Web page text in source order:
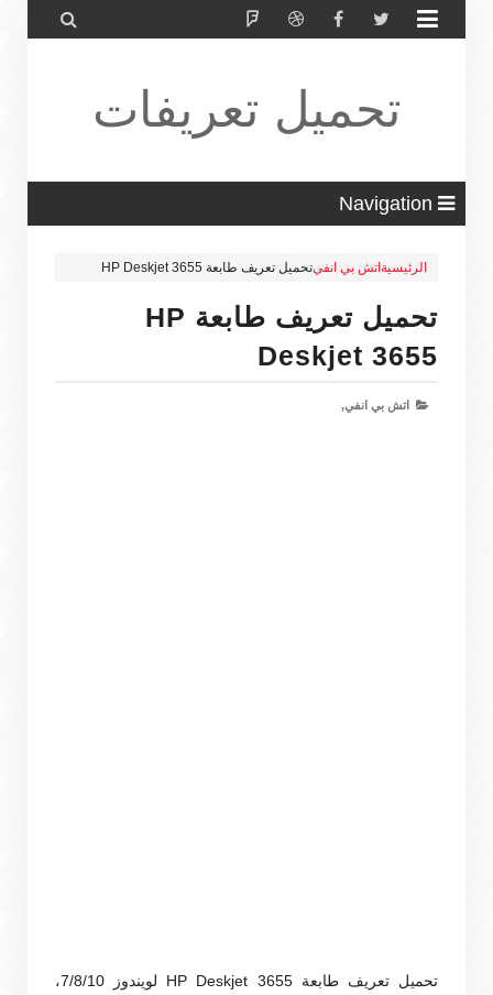


تحميل تعريفات
طابعة ولاب
توب HP Driver
الرئيسية اتش بي انفيتحميل تعريف طابعة HP Deskjet 3655
تحميل تعريف طابعة HP
Deskjet 3655
اتش بي انفي,
تحميل تعريف طابعة HP Deskjet 3655 لويندوز 7/8/10،